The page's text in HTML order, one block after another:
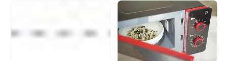
주 블로그 스피어는 추석 연휴도 잊고 부지런히 포스팅에
열중하신 분들이라고 보셔도 될것 같네요. ^^ 이번주 시작
합니다! 뽀쟁이님 아이들 간식으로 많이들 드시나요? 오늘
소개해 드릴 뽀쟁이님 역..